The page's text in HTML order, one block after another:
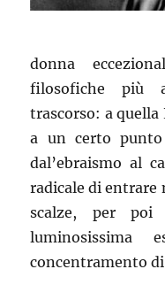
donna
filosofiche più
trascorso: a
a un certo
dal’ebraismo al
radicale di entrare
scalze, per
luminosissima
concentramento